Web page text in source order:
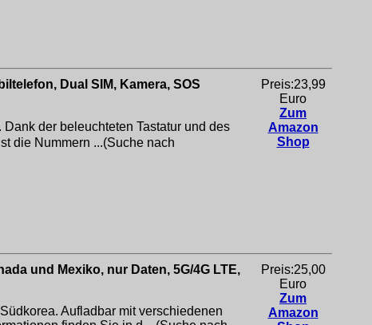
Dual SIM, Kamera, SOS
der beleuchteten Tastatur und des
die Nummern ...(Suche nach
Preis:23,99
Euro
Zum
Amazon
Shop
und Mexiko, nur Daten, 5G/4G LTE,
Aufladbar mit verschiedenen
Preis:25,00
Euro
Zum
Amazon